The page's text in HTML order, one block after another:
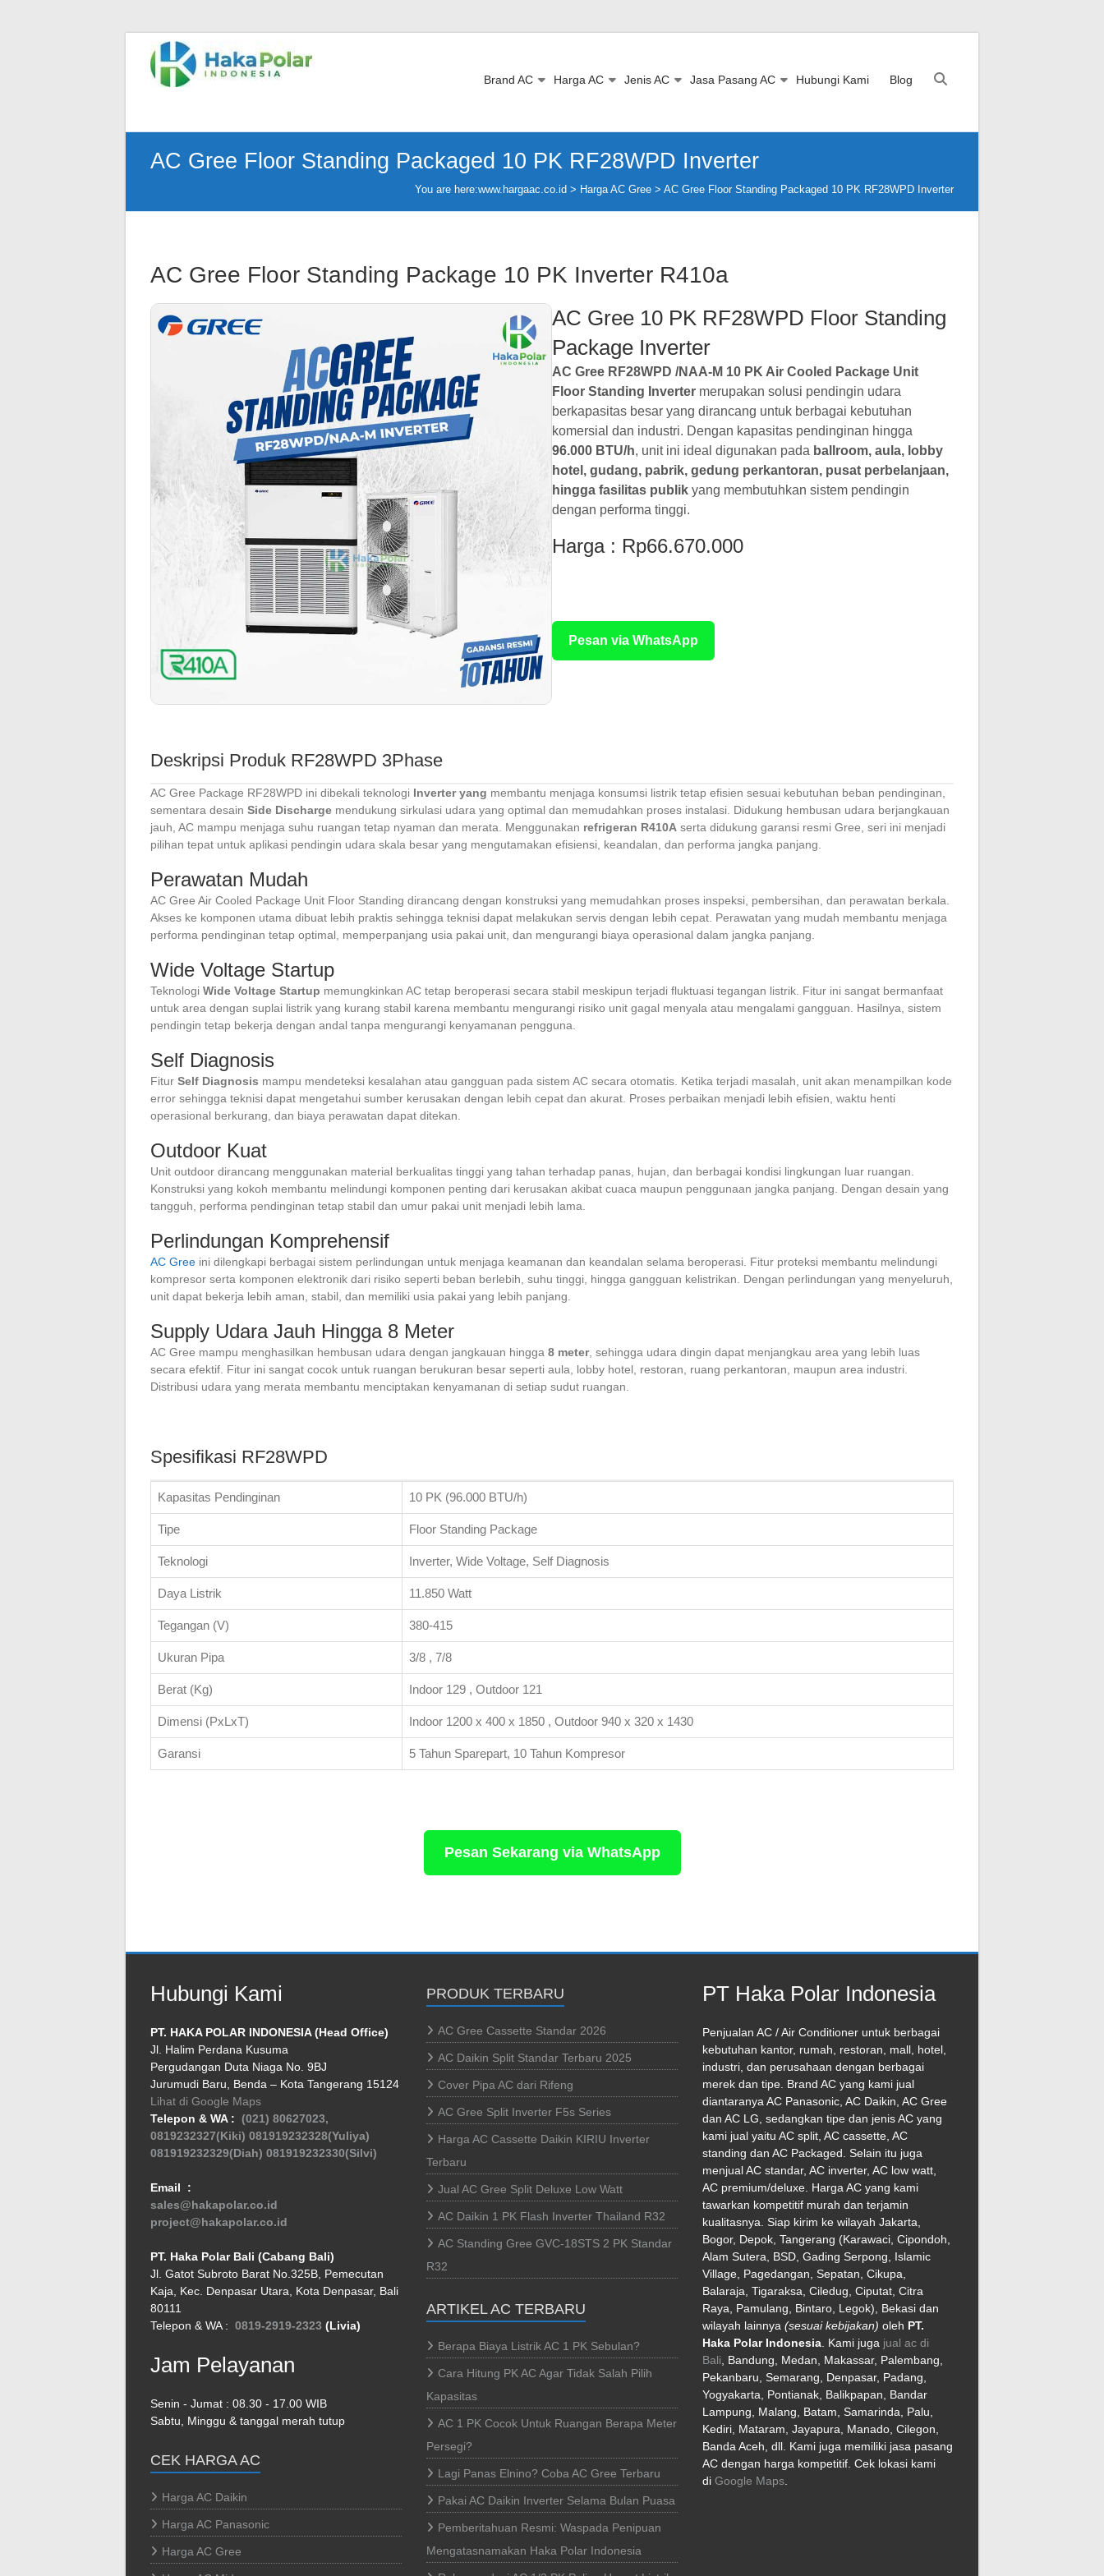
content
Telp
:
:
IG
Brand AC Harga AC Jenis AC Jasa Pasang AC Hubungi Kami Blog
AC Gree Floor Standing Packaged 10 PK RF28WPD Inverter
You are here:www.hargaac.co.id > Harga AC Gree > AC Gree Floor Standing Packaged 10 PK RF28WPD Inverter
AC Gree Floor Standing Package 10 PK Inverter R410a
AC Gree 10 PK RF28WPD Floor Standing
Package Inverter
AC Gree RF28WPD /NAA-M 10 PK Air Cooled Package Unit
Floor Standing Inverter merupakan solusi pendingin udara
berkapasitas besar yang dirancang untuk berbagai kebutuhan
komersial dan industri. Dengan kapasitas pendinginan hingga
96.000 BTU/h, unit ini ideal digunakan pada ballroom, aula, lobby
hotel, gudang, pabrik, gedung perkantoran, pusat perbelanjaan,
hingga fasilitas publik yang membutuhkan sistem pendingin
dengan performa tinggi.
Harga : Rp66.670.000
Pesan via WhatsApp
Deskripsi Produk RF28WPD 3Phase
AC Gree Package RF28WPD ini dibekali teknologi Inverter yang membantu menjaga konsumsi listrik tetap efisien sesuai kebutuhan beban pendinginan,
sementara desain Side Discharge mendukung sirkulasi udara yang optimal dan memudahkan proses instalasi. Didukung hembusan udara berjangkauan
jauh, AC mampu menjaga suhu ruangan tetap nyaman dan merata. Menggunakan refrigeran R410A serta didukung garansi resmi Gree, seri ini menjadi
pilihan tepat untuk aplikasi pendingin udara skala besar yang mengutamakan efisiensi, keandalan, dan performa jangka panjang.
Perawatan Mudah
AC Gree Air Cooled Package Unit Floor Standing dirancang dengan konstruksi yang memudahkan proses inspeksi, pembersihan, dan perawatan berkala.
Akses ke komponen utama dibuat lebih praktis sehingga teknisi dapat melakukan servis dengan lebih cepat. Perawatan yang mudah membantu menjaga
performa pendinginan tetap optimal, memperpanjang usia pakai unit, dan mengurangi biaya operasional dalam jangka panjang.
Wide Voltage Startup
Teknologi Wide Voltage Startup memungkinkan AC tetap beroperasi secara stabil meskipun terjadi fluktuasi tegangan listrik. Fitur ini sangat bermanfaat
untuk area dengan suplai listrik yang kurang stabil karena membantu mengurangi risiko unit gagal menyala atau mengalami gangguan. Hasilnya, sistem
pendingin tetap bekerja dengan andal tanpa mengurangi kenyamanan pengguna.
Self Diagnosis
Fitur Self Diagnosis mampu mendeteksi kesalahan atau gangguan pada sistem AC secara otomatis. Ketika terjadi masalah, unit akan menampilkan kode
error sehingga teknisi dapat mengetahui sumber kerusakan dengan lebih cepat dan akurat. Proses perbaikan menjadi lebih efisien, waktu henti
operasional berkurang, dan biaya perawatan dapat ditekan.
Outdoor Kuat
Unit outdoor dirancang menggunakan material berkualitas tinggi yang tahan terhadap panas, hujan, dan berbagai kondisi lingkungan luar ruangan.
Konstruksi yang kokoh membantu melindungi komponen penting dari kerusakan akibat cuaca maupun penggunaan jangka panjang. Dengan desain yang
tangguh, performa pendinginan tetap stabil dan umur pakai unit menjadi lebih lama.
Perlindungan Komprehensif
AC Gree ini dilengkapi berbagai sistem perlindungan untuk menjaga keamanan dan keandalan selama beroperasi. Fitur proteksi membantu melindungi
kompresor serta komponen elektronik dari risiko seperti beban berlebih, suhu tinggi, hingga gangguan kelistrikan. Dengan perlindungan yang menyeluruh,
unit dapat bekerja lebih aman, stabil, dan memiliki usia pakai yang lebih panjang.
Supply Udara Jauh Hingga 8 Meter
AC Gree mampu menghasilkan hembusan udara dengan jangkauan hingga 8 meter, sehingga udara dingin dapat menjangkau area yang lebih luas
secara efektif. Fitur ini sangat cocok untuk ruangan berukuran besar seperti aula, lobby hotel, restoran, ruang perkantoran, maupun area industri.
Distribusi udara yang merata membantu menciptakan kenyamanan di setiap sudut ruangan.
Spesifikasi RF28WPD
Kapasitas Pendinginan 10 PK (96.000 BTU/h)
Tipe Floor Standing Package
Teknologi Inverter, Wide Voltage, Self Diagnosis
Daya Listrik 11.850 Watt
Tegangan (V) 380-415
Ukuran Pipa 3/8 , 7/8
Berat (Kg) Indoor 129 , Outdoor 121
Dimensi (PxLxT) Indoor 1200 x 400 x 1850 , Outdoor 940 x 320 x 1430
Garansi 5 Tahun Sparepart, 10 Tahun Kompresor
Pesan Sekarang via WhatsApp
Hubungi Kami
PT. HAKA POLAR INDONESIA (Head Office)
Jl. Halim Perdana Kusuma
Pergudangan Duta Niaga No. 9BJ
Jurumudi Baru, Benda – Kota Tangerang 15124
Lihat di Google Maps
Telepon & WA : (021) 80627023,
0819232327(Kiki) 081919232328(Yuliya)
081919232329(Diah) 081919232330(Silvi)
Email :
sales@hakapolar.co.id
project@hakapolar.co.id
PT. Haka Polar Bali (Cabang Bali)
Jl. Gatot Subroto Barat No.325B, Pemecutan
Kaja, Kec. Denpasar Utara, Kota Denpasar, Bali
80111
Telepon & WA : 0819-2919-2323 (Livia)
Jam Pelayanan
Senin - Jumat : 08.30 - 17.00 WIB
Sabtu, Minggu & tanggal merah tutup
CEK HARGA AC
Harga AC Daikin
Harga AC Panasonic
Harga AC Gree
PRODUK TERBARU
AC Gree Cassette Standar 2026
AC Daikin Split Standar Terbaru 2025
Cover Pipa AC dari Rifeng
AC Gree Split Inverter F5s Series
Harga AC Cassette Daikin KIRIU Inverter
Terbaru
Jual AC Gree Split Deluxe Low Watt
AC Daikin 1 PK Flash Inverter Thailand R32
AC Standing Gree GVC-18STS 2 PK Standar
R32
ARTIKEL AC TERBARU
Berapa Biaya Listrik AC 1 PK Sebulan?
Cara Hitung PK AC Agar Tidak Salah Pilih
Kapasitas
AC 1 PK Cocok Untuk Ruangan Berapa Meter
Persegi?
Lagi Panas Elnino? Coba AC Gree Terbaru
Pakai AC Daikin Inverter Selama Bulan Puasa
Pemberitahuan Resmi: Waspada Penipuan
Mengatasnamakan Haka Polar Indonesia
PT Haka Polar Indonesia
Penjualan AC / Air Conditioner untuk berbagai
kebutuhan kantor, rumah, restoran, mall, hotel,
industri, dan perusahaan dengan berbagai
merek dan tipe. Brand AC yang kami jual
diantaranya AC Panasonic, AC Daikin, AC Gree
dan AC LG, sedangkan tipe dan jenis AC yang
kami jual yaitu AC split, AC cassette, AC
standing dan AC Packaged. Selain itu juga
menjual AC standar, AC inverter, AC low watt,
AC premium/deluxe. Harga AC yang kami
tawarkan kompetitif murah dan terjamin
kualitasnya. Siap kirim ke wilayah Jakarta,
Bogor, Depok, Tangerang (Karawaci, Cipondoh,
Alam Sutera, BSD, Gading Serpong, Islamic
Village, Pagedangan, Sepatan, Cikupa,
Balaraja, Tigaraksa, Ciledug, Ciputat, Citra
Raya, Pamulang, Bintaro, Legok), Bekasi dan
wilayah lainnya (sesuai kebijakan) oleh PT.
Haka Polar Indonesia . Kami juga jual ac di
Bali , Bandung, Medan, Makassar, Palembang,
Pekanbaru, Semarang, Denpasar, Padang,
Yogyakarta, Pontianak, Balikpapan, Bandar
Lampung, Malang, Batam, Samarinda, Palu,
Kediri, Mataram, Jayapura, Manado, Cilegon,
Banda Aceh, dll. Kami juga memiliki jasa pasang
AC dengan harga kompetitif. Cek lokasi kami
di Google Maps